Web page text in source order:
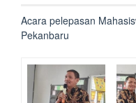
Acara pelepasan
Pekanbaru